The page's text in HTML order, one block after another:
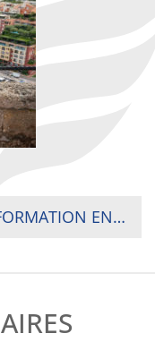
RUGBY AFRICA LANCE UNE FORMATION EN LIGNE DEDIÉE AU MANAGEMENT SPORTIF POUR LES MANAGERS DE RUGBY FÉMININ